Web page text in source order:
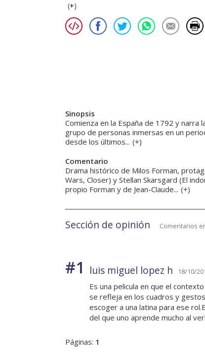
(+)
Sinopsis
Comienza en la España de 1792 y
grupo de personas inmersas en un
desde los últimos... (+)
Comentario
Drama histórico de Milos Forman,
Wars, Closer) y Stellan Skarsgard (El
propio Forman y de Jean-Claude... (+)
Sección de opinión Comentarios
#1 luis miguel lopez h 18/10/
Es una pelicula en que el
se refleja en los cuadros y
escoger a una latina para ese
del que uno aprende mucho al
Páginas: 1